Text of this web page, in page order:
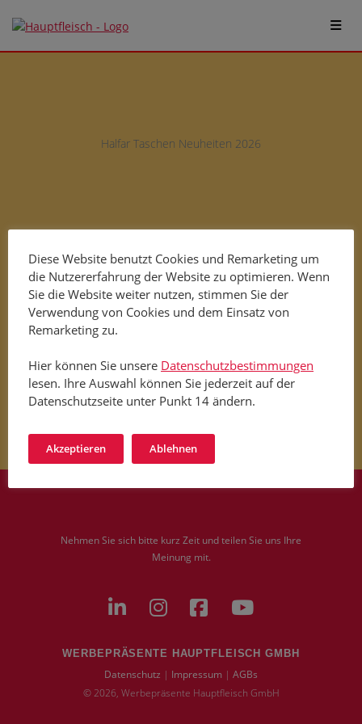
Halfar Taschen Neuheiten 2026
WERBEPRÄSENTE HAUPTFLEISCH GMBH
Datenschutz | Impressum | AGBs
© 2026, Werbepräsente Hauptfleisch GmbH
Nehmen Sie sich bitte kurz Zeit und teilen Sie uns Ihre
Meinung mit.
Diese Website benutzt Cookies und Remarketing um
die Nutzererfahrung der Website zu optimieren. Wenn
Sie die Website weiter nutzen, stimmen Sie der
Verwendung von Cookies und dem Einsatz von
Remarketing zu.
Hier können Sie unsere Datenschutzbestimmungen
lesen. Ihre Auswahl können Sie jederzeit auf der
Datenschutzseite unter Punkt 14 ändern.
Akzeptieren Ablehnen